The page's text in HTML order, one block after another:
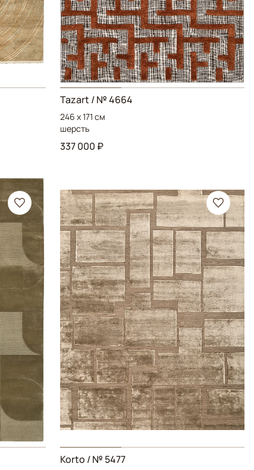
Tazart / № 4664
246 x 171 см
шерсть
337 000 ₽
Korto / № 5477